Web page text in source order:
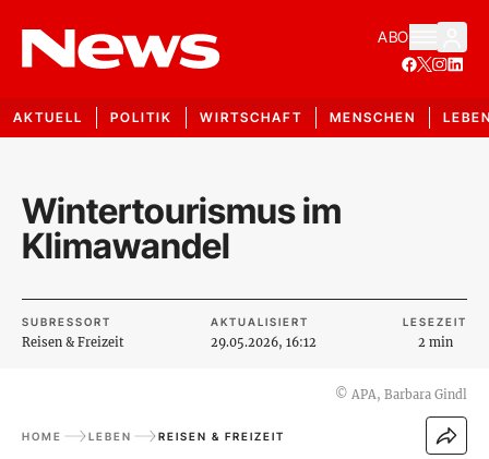
ABO
AKTUELL POLITIK WIRTSCHAFT MENSCHEN
Wintertourismus im
Klimawandel
SUBRESSORT
Reisen & Freizeit
AKTUALISIERT
29.05.2026, 16:12
LESEZEIT
2 min
© APA, Barbara Gindl
HOME LEBEN REISEN & FREIZEIT